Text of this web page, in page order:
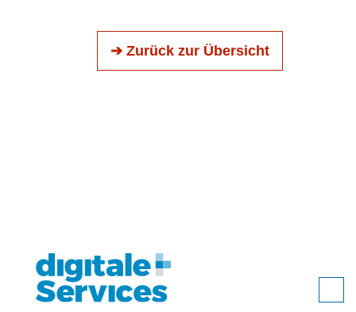
➔ Zurück zur Übersicht